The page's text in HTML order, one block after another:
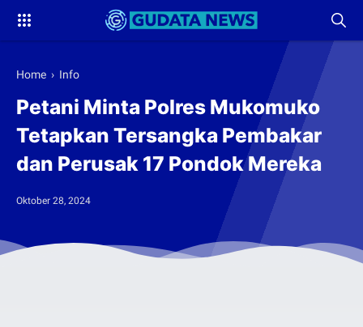
Home › Info
Petani Minta Polres Mukomuko
Tetapkan Tersangka Pembakar
dan Perusak 17 Pondok Mereka
Oktober 28, 2024